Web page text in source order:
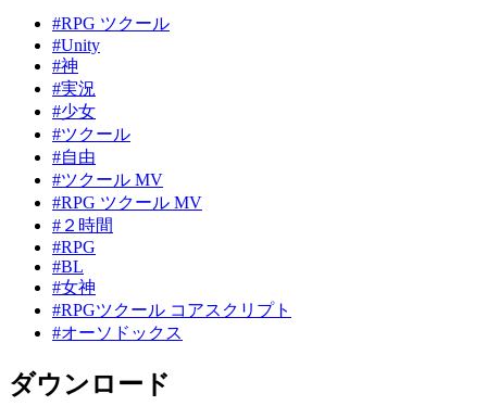
#RPG ツクール
#Unity
#神
#実況
#少女
#ツクール
#自由
#ツクール MV
#RPG ツクール MV
#２時間
#RPG
#BL
#女神
#RPGツクール コアスクリプト
#オーソドックス
ダウンロード